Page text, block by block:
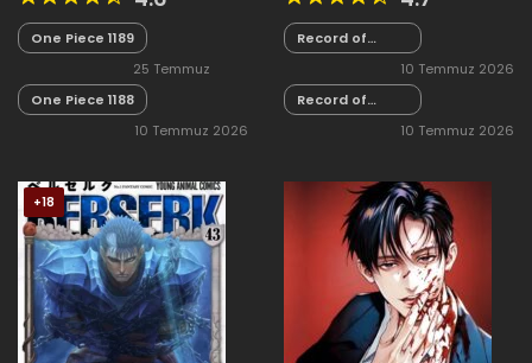
One Piece 1189
25 Temmuz
2026
One Piece 1188
10 Temmuz 2026
Record of
Ragnarok 89.5
10 Temmuz 2026
Record of
Ragnarok 89
10 Temmuz 2026
+18